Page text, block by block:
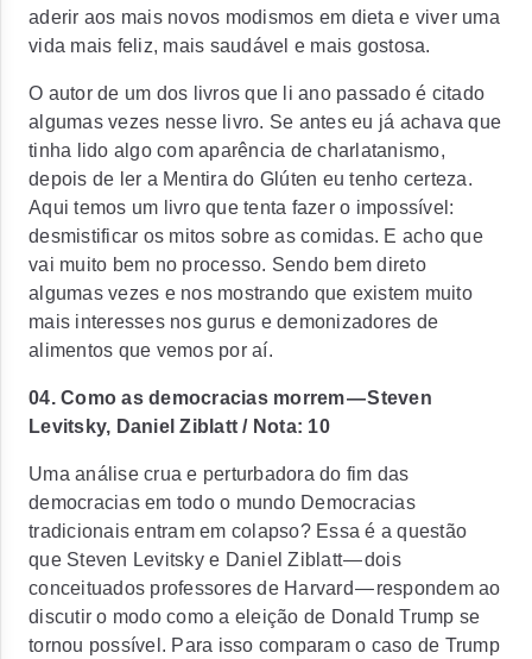
aderir aos mais novos modismos em dieta e viver uma
vida mais feliz, mais saudável e mais gostosa.
O autor de um dos livros que li ano passado é citado
algumas vezes nesse livro. Se antes eu já achava que
tinha lido algo com aparência de charlatanismo,
depois de ler a Mentira do Glúten eu tenho certeza.
Aqui temos um livro que tenta fazer o impossível:
desmistificar os mitos sobre as comidas. E acho que
vai muito bem no processo. Sendo bem direto
algumas vezes e nos mostrando que existem muito
mais interesses nos gurus e demonizadores de
alimentos que vemos por aí.
04. Como as democracias morrem — Steven
Levitsky, Daniel Ziblatt / Nota: 10
Uma análise crua e perturbadora do fim das
democracias em todo o mundo Democracias
tradicionais entram em colapso? Essa é a questão
que Steven Levitsky e Daniel Ziblatt — dois
conceituados professores de Harvard — respondem ao
discutir o modo como a eleição de Donald Trump se
tornou possível. Para isso comparam o caso de Trump